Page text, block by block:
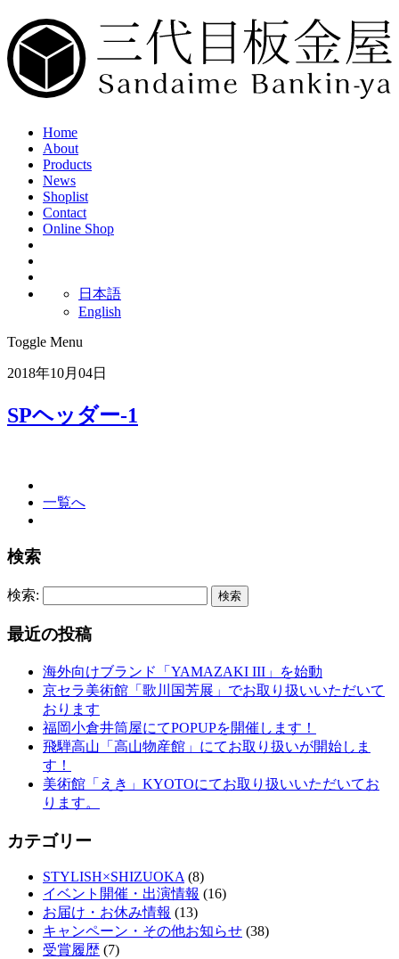
Home
About
Products
News
Shoplist
Contact
Online Shop
日本語
English
Toggle Menu
2018年10月04日
SPヘッダー-1
一覧へ
検索
検索:
最近の投稿
海外向けブランド「YAMAZAKI III」を始動
京セラ美術館「歌川国芳展」でお取り扱いいただいて
おります
福岡小倉井筒屋にてPOPUPを開催します！
飛騨高山「高山物産館」にてお取り扱いが開始しま
す！
美術館「えき」KYOTOにてお取り扱いいただいてお
ります。
カテゴリー
STYLISH×SHIZUOKA (8)
イベント開催・出演情報 (16)
お届け・お休み情報 (13)
キャンペーン・その他お知らせ (38)
受賞履歴 (7)